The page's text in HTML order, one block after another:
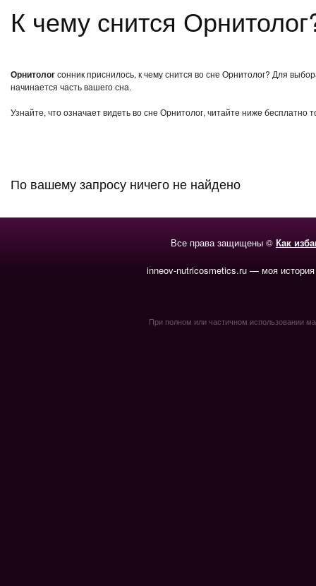
К чему снится
Орнитологсонник приснилось, к чему снится во сне Орнитолог? Для
начинается часть вашего сна.
Узнайте, что означает видеть во сне Орнитолог, читайте ниже бесплатно
По вашему запросу ничего не найдено
Все права защищены © Как
inneov-nutricosmetics.ru — моя
При полном или частичном использовании